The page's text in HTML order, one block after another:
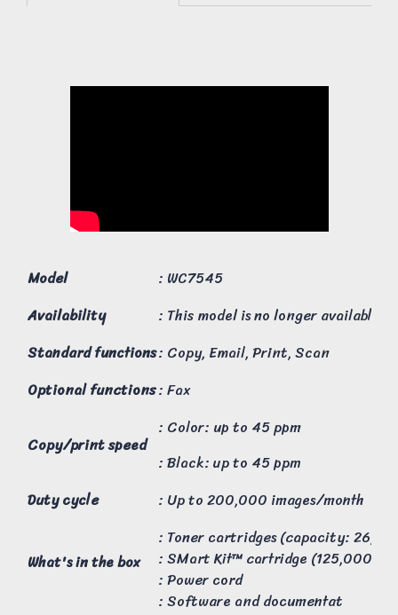
Model
: WC7545
Availability
: This model is no longer available
Standard functions: Copy, Email, Print, Scan
Optional functions: Fax
Copy/print speed
: Color: up to 45 ppm
: Black: up to 45 ppm
Duty cycle
: Up to 200,000 images/month
What's in the box
: Toner cartridges (capacity:
: SMart Kit™ cartridge (125,000
: Power cord
: Software and documentat